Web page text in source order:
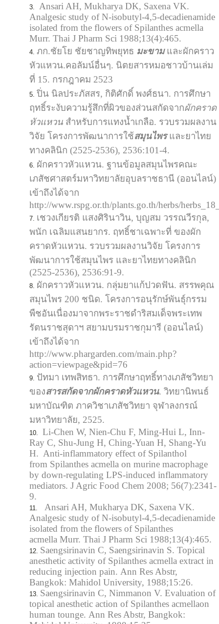
Ansari AH, Mukharya DK, Saxena VK.
Analgesic study of N-isobutyl-4,5-decadienamide
isolated from the flowers of Spilanthes acmella
Murr. Thai J Pharm Sci 1988;13(4):465.
ภก.ชัยโย ชัยชาญทิพยุทธ มะขาม และผักคราว
หัวแหวน.คอลัมน์อื่นๆ. นิตยสารหมอชาวบ้านเล่ม
ที่ 15. กรกฎาคม 2523
ปิ่น นิลประภัสสร, กิติศักดิ์ พงศ์ธนา. การศึกษา
ฤทธิ์ระงับความรู้สึกที่ผิวของส่วนสกัดจากผักคราด
หัวแหวน สำหรับการแทงน้ำเกลือ. รวบรวมผลงาน
วิจัย โครงการพัฒนาการใช้สมุนไพรและยาไทย
ทางคลินิก (2525-2536), 2536:101-4.
ผักคราวหัวแหวน. ฐานข้อมูลสมุนไพรคณะ
เภสัชศาสตร์มหาวิทยาลัยอุบลราชธานี (ออนไลน์)
เข้าถึงได้จาก
http://www.rspg.or.th/plants.go.th/herbs/
เชวงเกียรติ แสงศิรินาวิน, บุญสม วรรณวีรกุล,
พนัก เฉลิมแสนยากร. ฤทธิ์ชาเฉพาะที่ ของผัก
คราดหัวแหวน. รวบรวมผลงานวิจัย โครงการ
พัฒนาการใช้สมุนไพร และยาไทยทางคลินิก
(2525-2536), 2536:91-9.
ผักคราวหัวแหวน. กลุ่มยาแก้ปวดฟัน. สรรพคุณ
สมุนไพร 200 ชนิด. โครงการอนุรักษ์พันธุ์กรรม
พืชอันเนื่องมาจากพระราชดำริสมเด็จพระเทพ
รัตนราชสุดาฯ สยามบรมราชกุมารี (ออนไลน์)
เข้าถึงได้จาก
http://www.phargarden.com/main.php?
action=viewpage&pid=76
ปัทมา เทพสิทธา. การศึกษาฤทธิ์ทางเภสัชวิทยา
ของสารสกัดจากผักคราดหัวแหวน. วิทยานิพนธ์
มหาบัณฑิต ภาควิชาเภสัชวิทยา จุฬาลงกรณ์
มหาวิทยาลัย, 2525.
Li-Chen W, Nien-Chu F, Ming-Hui L, Inn-
Ray C, Shu-Jung H, Ching-Yuan H, Shang-Yu
H. Anti-inflammatory effect of Spilanthol
from Spilanthes acmella on murine macrophage
by down-regulating LPS-induced inflammatory
mediators. J Agric Food Chem 2008; 56(7):2341-
9.
Ansari AH, Mukharya DK, Saxena VK.
Analgesic study of N-isobutyl-4,5-decadienamide
isolated from the flowers of Spilanthes
acmella Murr. Thai J Pharm Sci 1988;13(4):465.
Saengsirinavin C, Saengsirinavin S. Topical
anesthetic activity of Spilanthes acmella extract in
reducing injection pain. Ann Res Abstr,
Bangkok: Mahidol University, 1988;15:26.
Saengsirinavin C, Nimmanon V. Evaluation of
topical anesthetic action of Spilanthes acmellaon
human tounge. Ann Res Abstr, Bangkok: